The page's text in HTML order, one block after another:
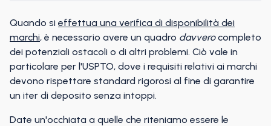
Quando si effettua una verifica di disponibilità dei
marchi, è necessario avere un quadro davverocompleto
dei potenziali ostacoli o di altri problemi. Ciò vale in
particolare per l'USPTO, dove i requisiti relativi ai marchi
devono rispettare standard rigorosi al fine di garantire
un iter di deposito senza intoppi.
Date un'occhiata a quelle che riteniamo essere le